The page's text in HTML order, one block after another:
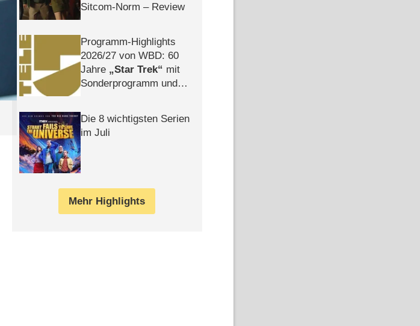
Sitcom-Norm – Review
Programm-Highlights
2026/​27 von WBD: 60
Jahre
Star Trek
mit
Sonderprogramm und
Die 8 wichtigsten Serien
im Juli
Mehr Highlights